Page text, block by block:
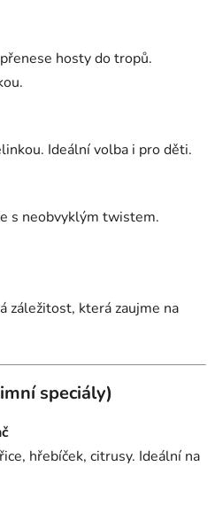
hosty do tropů.
Ideální volba i pro děti.
s neobvyklým twistem.
záležitost, která zaujme na
speciály)
hřebíček, citrusy. Ideální na